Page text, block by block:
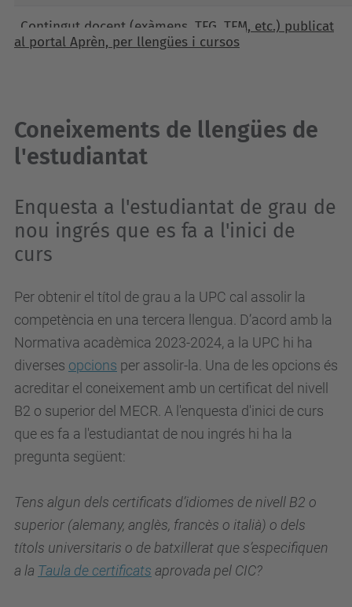
Contingut docent (exàmens, TFG, TFM, etc.) publicat
al portal Aprèn, per llengües i cursos
Coneixements de llengües de
l'estudiantat
Enquesta a l'estudiantat de grau de
nou ingrés que es fa a l'inici de
curs
Per obtenir el títol de grau a la UPC cal assolir la
competència en una tercera llengua. D’acord amb la
Normativa acadèmica 2023-2024, a la UPC hi ha
diverses opcions per assolir-la. Una de les opcions és
acreditar el coneixement amb un certificat del nivell
B2 o superior del MECR. A l'enquesta d'inici de curs
que es fa a l'estudiantat de nou ingrés hi ha la
pregunta següent:
Tens algun dels certificats d’idiomes de nivell B2 o
superior (alemany, anglès, francès o italià) o dels
títols universitaris o de batxillerat que s’especifiquen
a la Taula de certificats aprovada pel CIC?